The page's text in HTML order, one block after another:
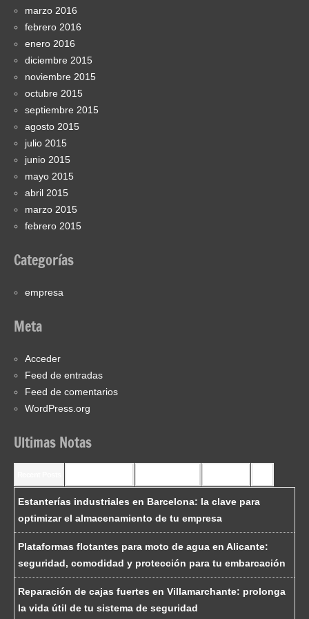
marzo 2016
febrero 2016
enero 2016
diciembre 2015
noviembre 2015
octubre 2015
septiembre 2015
agosto 2015
julio 2015
junio 2015
mayo 2015
abril 2015
marzo 2015
febrero 2015
Categorías
empresa
Meta
Acceder
Feed de entradas
Feed de comentarios
WordPress.org
Ultimas Notas
Estanterías industriales en Barcelona: la clave para
optimizar el almacenamiento de tu empresa
Plataformas flotantes para moto de agua en Alicante:
seguridad, comodidad y protección para tu embarcación
Reparación de cajas fuertes en Villamarchante: prolonga
la vida útil de tu sistema de seguridad